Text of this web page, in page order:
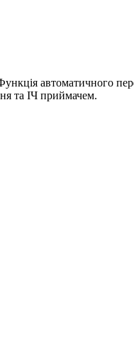
автоматичного
та ІЧ приймачем.